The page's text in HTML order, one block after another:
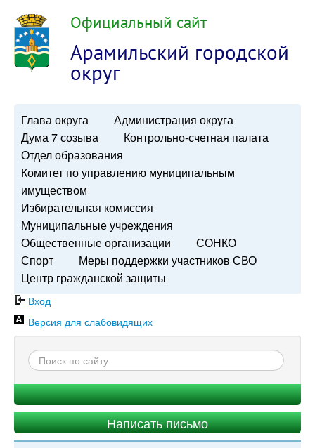
Официальный сайт
Арамильский городской
округ
Глава округа
Администрация округа
Дума 7 созыва
Контрольно-счетная палата
Отдел образования
Комитет по управлению муниципальным
имуществом
Избирательная комиссия
Муниципальные учреждения
Общественные организации
СОНКО
Спорт
Меры поддержки участников СВО
Центр гражданской защиты
Вход
Версия для слабовидящих
Написать письмо